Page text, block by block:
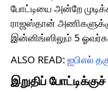
போட்டியை அன்றே
ராஜஸ்தான்
இன்னிங்ஸிலும் 5
ALSO READ: ஐபிஎல்
இறுதிப்